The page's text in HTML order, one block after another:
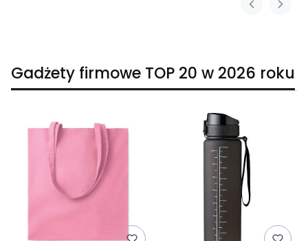
Gadżety firmowe TOP 20 w 2026 roku